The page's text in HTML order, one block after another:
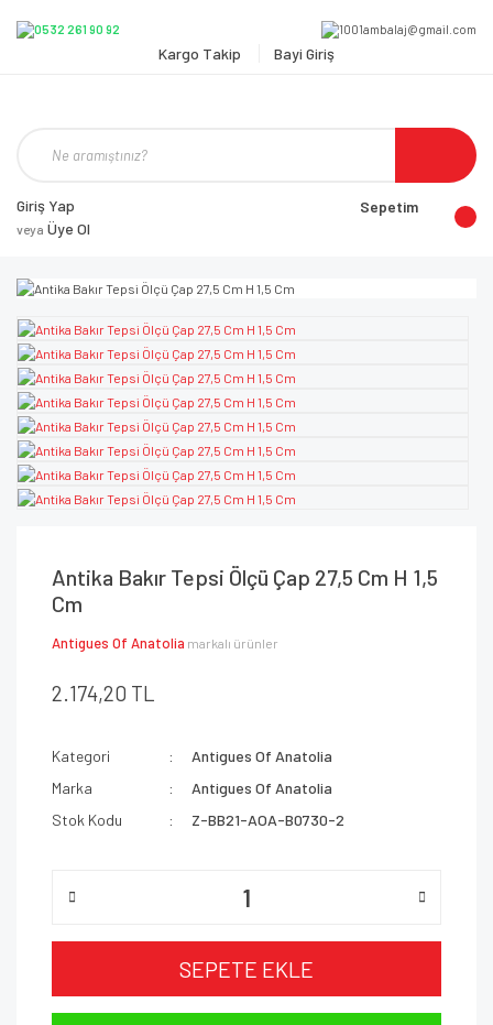
Kargo Takip Bayi Giriş
Giriş Yap
veya Üye Ol
Sepetim
Antika Bakır Tepsi Ölçü Çap 27,5 Cm H 1,5
Cm
Antigues Of Anatolia markalı ürünler
2.174,20 TL
Kategori
Antigues Of Anatolia
Marka
Antigues Of Anatolia
Stok Kodu
Z-BB21-AOA-B0730-2
SEPETE EKLE